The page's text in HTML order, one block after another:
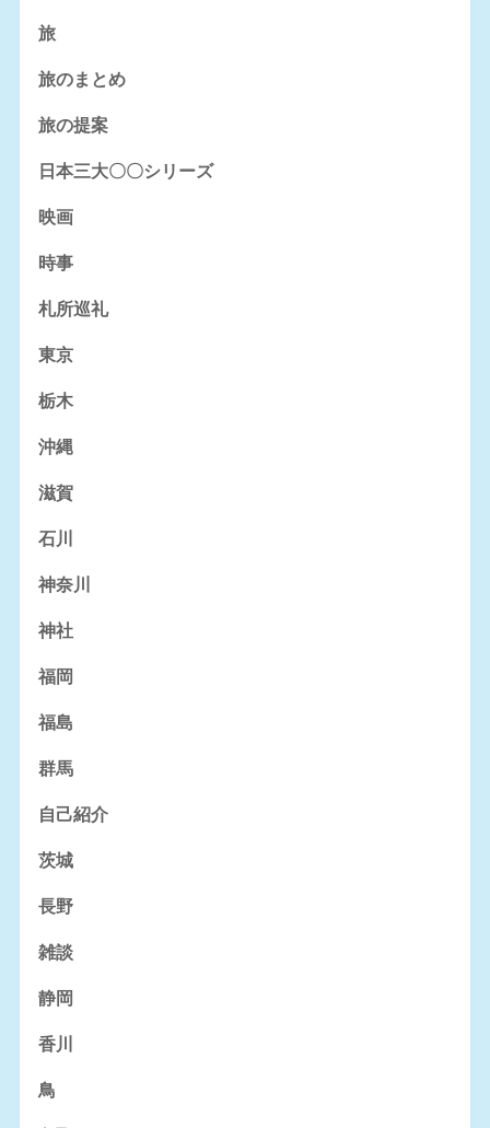
旅
旅のまとめ
旅の提案
日本三大〇〇シリーズ
映画
時事
札所巡礼
東京
栃木
沖縄
滋賀
石川
神奈川
神社
福岡
福島
群馬
自己紹介
茨城
長野
雑談
静岡
香川
鳥